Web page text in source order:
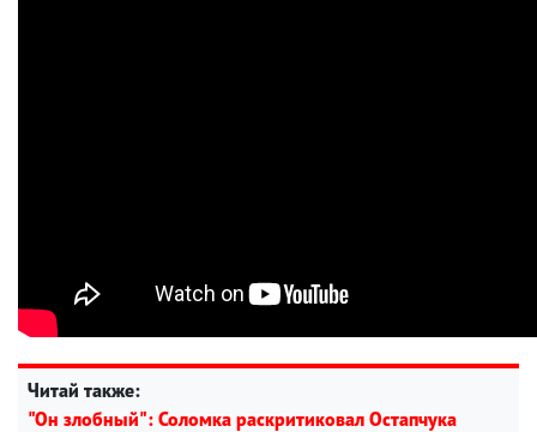
Читай также:
"Он злобный": Соломка раскритиковал Остапчука